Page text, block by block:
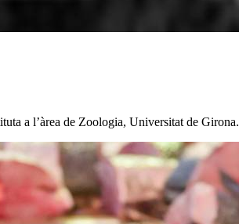
a l’àrea de Zoologia, Universitat de Girona.